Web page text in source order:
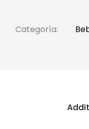
Categoría: